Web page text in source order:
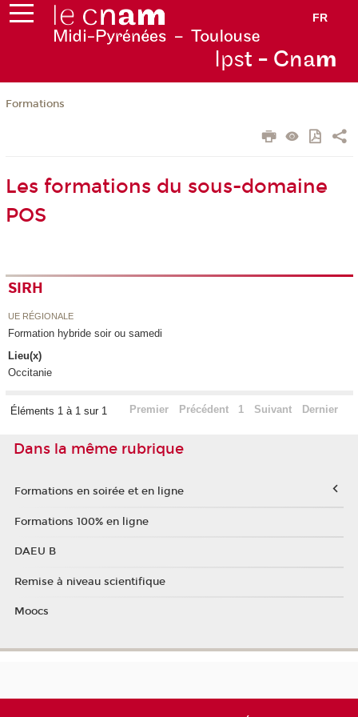
FR
Ipst - Cnam
Formations
Les formations du sous-domaine
POS
SIRH
UE RÉGIONALE
Formation hybride soir ou samedi
Lieu(x)
Occitanie
Éléments 1 à 1 sur 1 Premier Précédent 1 Suivant Dernier
Dans la même rubrique
Formations en soirée et en ligne
Formations 100% en ligne
DAEU B
Remise à niveau scientifique
Moocs